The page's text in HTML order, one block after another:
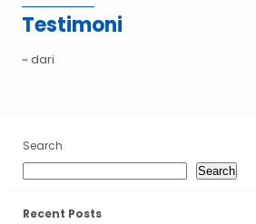
Testimoni
~ dari
Search
Search
Recent Posts